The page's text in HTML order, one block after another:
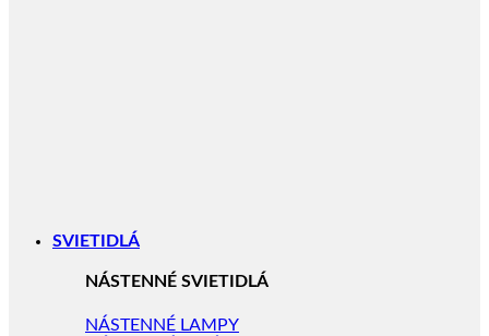
SVIETIDLÁ
NÁSTENNÉ SVIETIDLÁ
NÁSTENNÉ LAMPY